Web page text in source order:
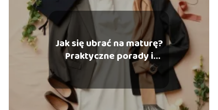
Jak się ubrać na maturę?
Praktyczne porady i
stylizacje na 2025 rok